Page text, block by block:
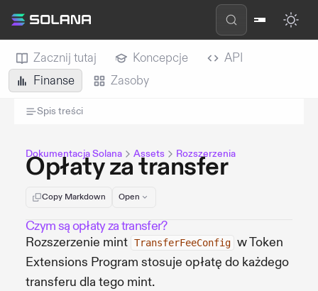
Zacznij tutaj Koncepcje
API
Finanse
Zasoby
Spis treści
Dokumentacja Solana Assets Rozszerzenia
Opłaty za transfer
Copy Markdown Open
Czym są opłaty za transfer?
Rozszerzenie mint TransferFeeConfig w Token
Extensions Program stosuje opłatę do każdego
transferu dla tego mint.